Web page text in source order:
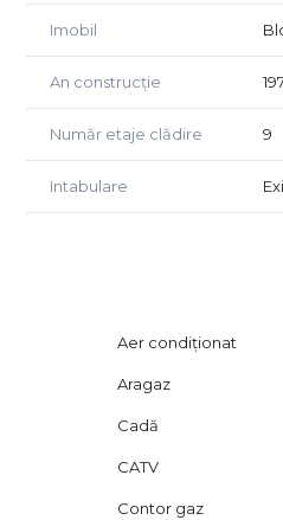
Apartamentele bine
Imobil
An construcție
Număr etaje clădire 9
Intabulare
Aer condiționat
Aragaz
Cadă
CATV
Contor gaz